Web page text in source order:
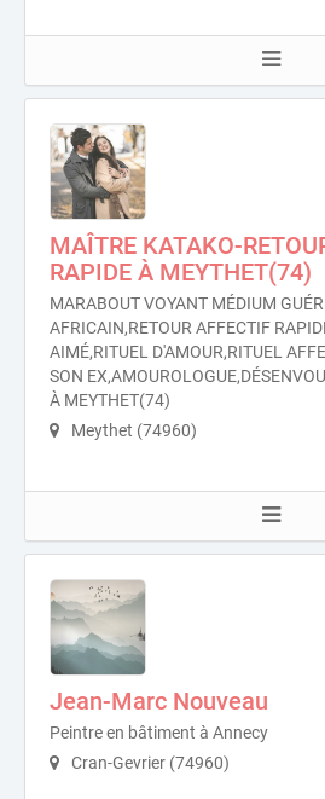
MAÎTRE KATAKO-
RAPIDE À MEYTHET(74)
MARABOUT VOYANT MÉDIUM
AFRICAIN,RETOUR AFFECTIF
AIMÉ,RITUEL D'AMOUR,RITUEL
SON
À MEYTHET(74)
Meythet (74960)
Jean-Marc Nouveau
Peintre en bâtiment à Annecy
Cran-Gevrier (74960)